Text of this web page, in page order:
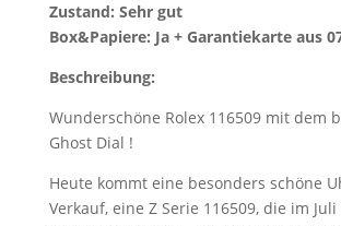
Zustand: Sehr gut
Box&Papiere: Ja + Garantiekarte aus
Beschreibung:
Wunderschöne Rolex 116509 mit dem
Ghost Dial !
Heute kommt eine besonders schöne
Verkauf, eine Z Serie 116509, die im Juli